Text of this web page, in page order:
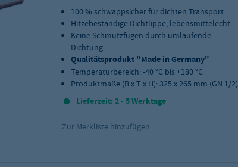
100 % schwappsicher für dichten Transport
Hitzebeständige Dichtlippe, lebensmittelecht
Keine Schmutzfugen durch umlaufende
Dichtung
Qualitätsprodukt "Made in Germany"
Temperaturbereich: -40 °C bis +180 °C
Produktmaße (B x T x H): 325 x 265 mm (GN 1/2)
Lieferzeit: 2 - 5 Werktage
Zur Merkliste hinzufügen